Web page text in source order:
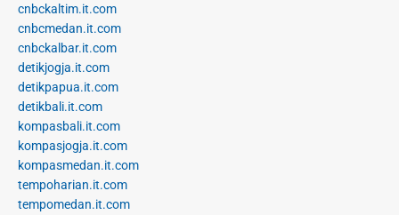
cnbckaltim.it.com
cnbcmedan.it.com
cnbckalbar.it.com
detikjogja.it.com
detikpapua.it.com
detikbali.it.com
kompasbali.it.com
kompasjogja.it.com
kompasmedan.it.com
tempoharian.it.com
tempomedan.it.com